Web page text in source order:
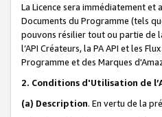
La Licence sera immédiatement
Documents du Programme (tels
pouvons résilier tout ou partie de
l’API Créateurs, la PA API et les
Programme et des Marques
2. Conditions d'Utilisation de
(a) Description. En vertu de la